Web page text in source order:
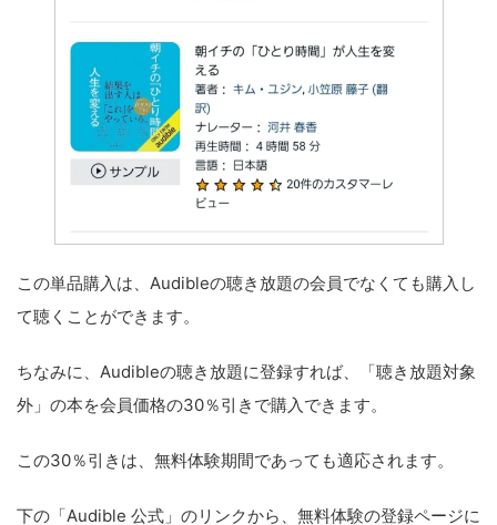
この単品購入は、Audibleの聴き放題の会員でなくても購入し
て聴くことができます。
ちなみに、Audibleの聴き放題に登録すれば、「聴き放題対象
外」の本を会員価格の30％引きで購入できます。
この30％引きは、無料体験期間であっても適応されます。
下の「Audible 公式」のリンクから、無料体験の登録ページに